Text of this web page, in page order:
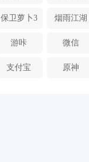
载安装
保卫萝卜3 烟雨江湖
游咔 微信
支付宝 原神